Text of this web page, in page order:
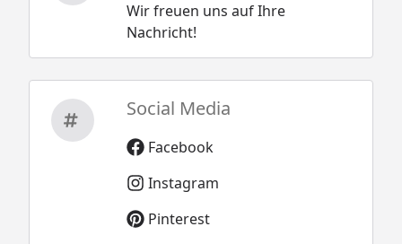
Wir freuen uns auf Ihre
Nachricht!
Social Media
Facebook
Instagram
Pinterest